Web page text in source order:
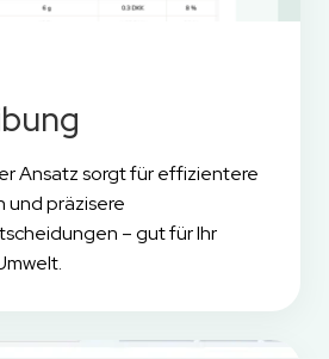
Ansatz sorgt für effizientere
und präzisere
– gut für Ihr